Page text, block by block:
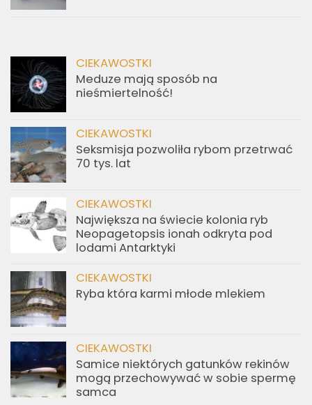
CIEKAWOSTKI
Meduze mają sposób na
nieśmiertelność!
CIEKAWOSTKI
Seksmisja pozwoliła rybom przetrwać
70 tys. lat
CIEKAWOSTKI
Największa na świecie kolonia ryb
Neopagetopsis ionah odkryta pod
lodami Antarktyki
CIEKAWOSTKI
Ryba która karmi młode mlekiem
CIEKAWOSTKI
Samice niektórych gatunków rekinów
mogą przechowywać w sobie spermę
samca